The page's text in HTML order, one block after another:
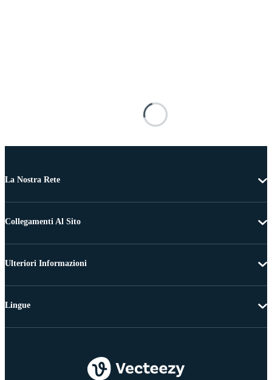
La Nostra Rete
Collegamenti Al Sito
Ulteriori Informazioni
Lingue